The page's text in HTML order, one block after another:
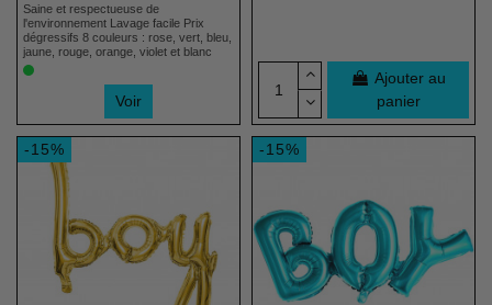
Saine et respectueuse de
l'environnement Lavage facile Prix
dégressifs 8 couleurs : rose, vert, bleu,
jaune, rouge, orange, violet et blanc
Voir
Ajouter au
panier
-15% -15%